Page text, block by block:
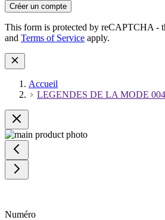
Créer un compte
This form is protected by reCAPTCHA -
and Terms of Service apply.
Accueil
LEGENDES DE LA MODE
Numéro